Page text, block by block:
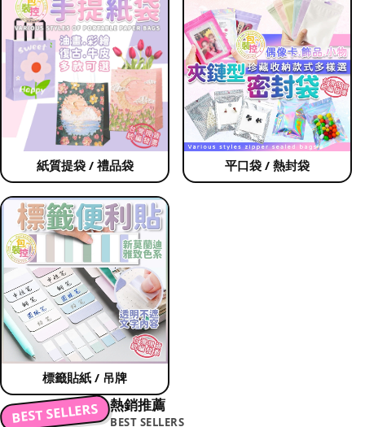
紙質提袋 / 禮品袋 平口袋 / 熱封袋
標籤貼紙 / 吊牌
BEST SELLERS 熱銷推薦
BEST SELLERS